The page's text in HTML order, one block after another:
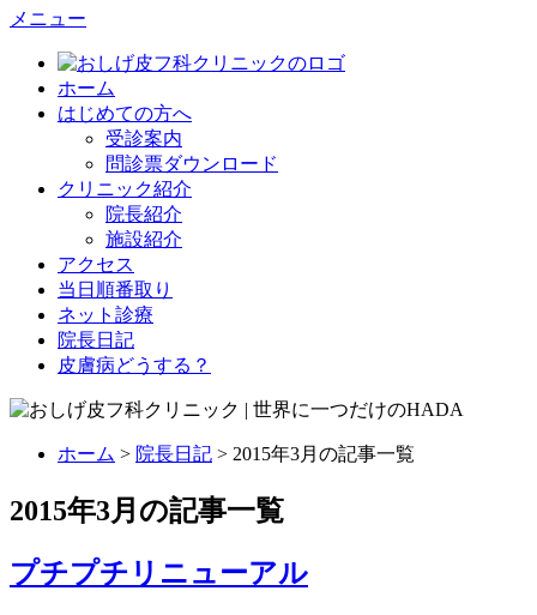
メニュー
ホーム
はじめての方へ
受診案内
問診票ダウンロード
クリニック紹介
院長紹介
施設紹介
アクセス
当日順番取り
ネット診療
院長日記
皮膚病どうする？
ホーム > 院長日記 > 2015年3月の記事一覧
2015年3月の記事一覧
プチプチリニューアル